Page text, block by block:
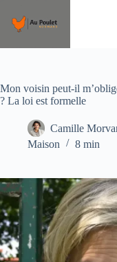
contenu
Mon voisin peut-il
? La loi est formelle
Camille
Maison
8 min